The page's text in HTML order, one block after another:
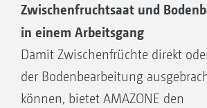
Zwischenfruchtsaat und
in einem Arbeitsgang
Damit Zwischenfrüchte direkt
der Bodenbearbeitung
können, bietet AMAZONE den